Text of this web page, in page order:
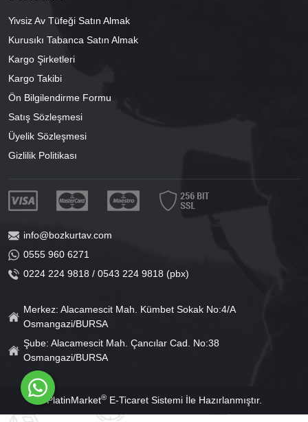
Yivsiz Av Tüfeği Satın Almak
Kurusıkı Tabanca Satın Almak
Kargo Şirketleri
Kargo Takibi
Ön Bilgilendirme Formu
Satış Sözleşmesi
Üyelik Sözleşmesi
Gizlilik Politikası
info@bozkurtav.com
0555 960 6271
0224 224 9818 / 0543 224 9818 (pbx)
Merkez: Alacamescit Mah. Kümbet Sokak No:4/A
Osmangazi/BURSA
Şube: Alacamescit Mah. Çancılar Cad. No:38
Osmangazi/BURSA
PlatinMarket®E-Ticaret Sistemiİle Hazırlanmıştır.